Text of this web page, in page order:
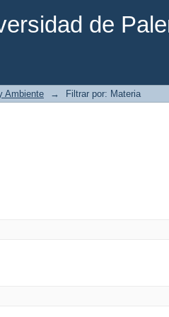
de
Ambiente → Filtrar por: Materia